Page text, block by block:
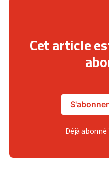
Cet article
Déjà abonné